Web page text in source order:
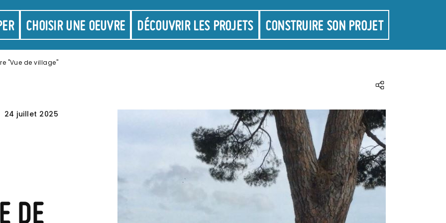
CHOISIR UNE OEUVRE DÉCOUVRIR LES PROJETS CONSTRUIRE SON PROJET
"Vue de village"
Partager
24 juillet 2025
DE